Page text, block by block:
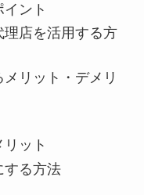
ント
理店を活用する方
リット・デメリ
ット
する方法